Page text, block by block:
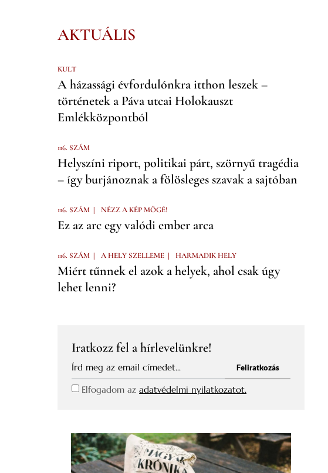
AKTUÁLIS
KULT
A házassági évfordulónkra itthon leszek –
történetek a Páva utcai Holokauszt
Emlékközpontból
116. SZÁM
Helyszíni riport, politikai párt, szörnyű tragédia
– így burjánoznak a fölösleges szavak a sajtóban
116. SZÁM | NÉZZ A KÉP MÖGÉ!
Ez az arc egy valódi ember arca
116. SZÁM | A HELY SZELLEME | HARMADIK HELY
Miért tűnnek el azok a helyek, ahol csak úgy
lehet lenni?
Iratkozz fel a hírlevelünkre!
Elfogadom azadatvédelmi nyilatkozatot.
Feliratkozás